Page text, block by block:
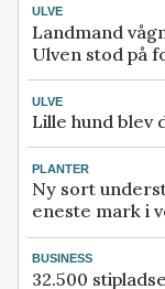
ULVE
Landmand
Ulven stod på
ULVE
Lille hund blev
PLANTER
Ny sort
eneste mark i
BUSINESS
32.500